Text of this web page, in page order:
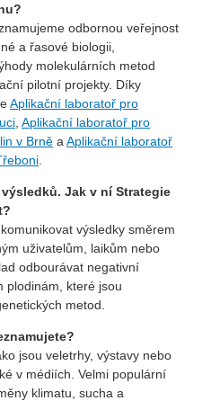
odbornou veřejnost
a řasové biologii,
molekulárních metod
pilotní projekty. Díky
Aplikační laboratoř pro
Aplikační laboratoř pro
v Brně a Aplikační laboratoř
Jak v ní Strategie
výsledky směrem
uživatelům, laikům nebo
odbourávat negativní
plodinám, které jsou
metod.
jsou veletrhy, výstavy nebo
v médiích. Velmi populární
klimatu, sucha a